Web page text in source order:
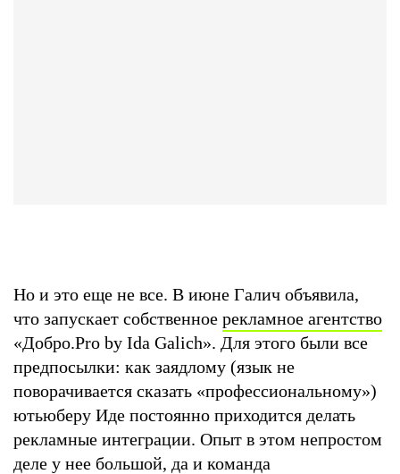
Но и это еще не все. В июне Галич объявила,
что запускает собственное рекламное агентство
«Добро.Pro by Ida Galich». Для этого были все
предпосылки: как заядлому (язык не
поворачивается сказать «профессиональному»)
ютьюберу Иде постоянно приходится делать
рекламные интеграции. Опыт в этом непростом
деле у нее большой, да и команда